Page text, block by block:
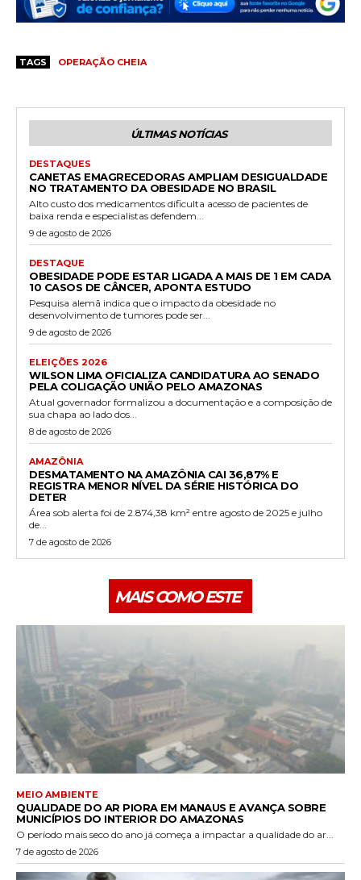
TAGS OPERAÇÃO CHEIA
ÚLTIMAS NOTÍCIAS
DESTAQUES
CANETAS EMAGRECEDORAS AMPLIAM DESIGUALDADE
NO TRATAMENTO DA OBESIDADE NO BRASIL
Alto custo dos medicamentos dificulta acesso de pacientes de
baixa renda e especialistas defendem...
9 de agosto de 2026
DESTAQUE
OBESIDADE PODE ESTAR LIGADA A MAIS DE 1 EM CADA
10 CASOS DE CÂNCER, APONTA ESTUDO
Pesquisa alemã indica que o impacto da obesidade no
desenvolvimento de tumores pode ser...
9 de agosto de 2026
ELEIÇÕES 2026
WILSON LIMA OFICIALIZA CANDIDATURA AO SENADO
PELA COLIGAÇÃO UNIÃO PELO AMAZONAS
Atual governador formalizou a documentação e a composição de
sua chapa ao lado dos...
8 de agosto de 2026
AMAZÔNIA
DESMATAMENTO NA AMAZÔNIA CAI 36,87% E
REGISTRA MENOR NÍVEL DA SÉRIE HISTÓRICA DO
DETER
Área sob alerta foi de 2.874,38 km² entre agosto de 2025 e julho
de...
7 de agosto de 2026
MAIS COMO ESTE
MEIO AMBIENTE
QUALIDADE DO AR PIORA EM MANAUS E AVANÇA SOBRE
MUNICÍPIOS DO INTERIOR DO AMAZONAS
O período mais seco do ano já começa a impactar a qualidade do ar...
7 de agosto de 2026